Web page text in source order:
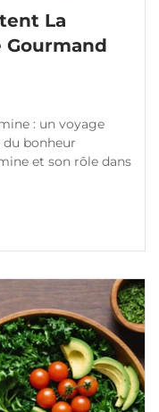
La
Gourmand
: un voyage
bonheur
et son rôle dans